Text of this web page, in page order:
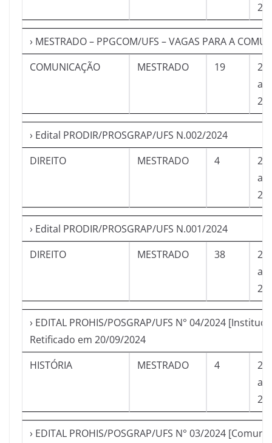
› MESTRADO – PPGCOM/UFS – VAGAS PARA A
COMUNICAÇÃO
MESTRADO 19
a
› Edital PRODIR/PROSGRAP/UFS N.002/2024
DIREITO
MESTRADO 4
a
› Edital PRODIR/PROSGRAP/UFS N.001/2024
DIREITO
MESTRADO 38
a
› EDITAL PROHIS/POSGRAP/UFS N° 04/2024
Retificado em 20/09/2024
HISTÓRIA
MESTRADO 4
a
› EDITAL PROHIS/POSGRAP/UFS N° 03/2024